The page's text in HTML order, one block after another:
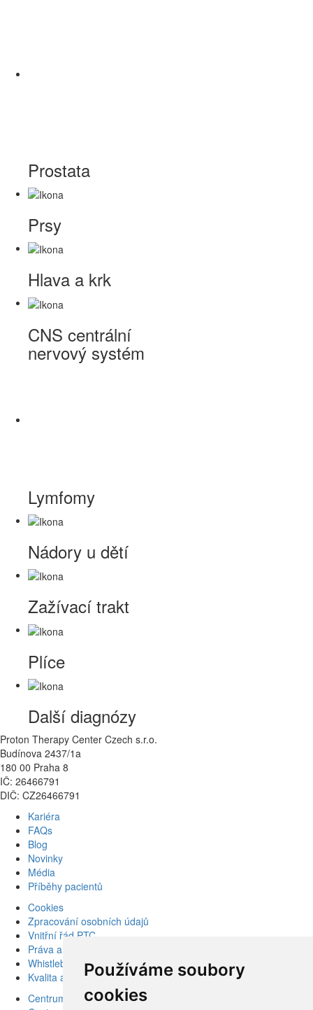
Používáme soubory
cookies
Prostata
Prsy
Hlava a krk
CNS centrální
nervový systém
Lymfomy
Nádory u dětí
Zažívací trakt
Plíce
Další diagnózy
Proton Therapy Center Czech s.r.o.
Budínova 2437/1a
180 00 Praha 8
IČ: 26466791
DIČ: CZ26466791
Kariéra
FAQs
Blog
Novinky
Média
Příběhy pacientů
Cookies
Zpracování osobních údajů
Vnitřní řád PTC
Práva a povinnosti pacienta
Whistleblowing – ochrana oznamovatelů
Kvalita a bezpečí
Centrum karcinomu prostaty